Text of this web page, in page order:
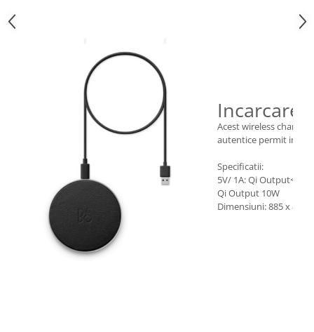
Incarcare
Acest wireless
autentice permit
Specificatii:
5V/ 1A: Qi Output<5W
Qi Output 10W
Dimensiuni: 885 x 885